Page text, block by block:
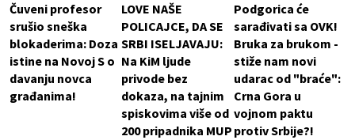
Čuveni profesor
srušio sneška
blokaderima: Doza
istine na Novoj S o
davanju novca
građanima!
LOVE NAŠE
POLICAJCE, DA SE
SRBI ISELJAVAJU:
Na KiM ljude
privode bez
dokaza, na tajnim
spiskovima više od
200 pripadnika MUP
Podgorica će
sarađivati sa OVK!
Bruka za brukom -
stiže nam novi
udarac od "braće":
Crna Gora u
vojnom paktu
protiv Srbije?!